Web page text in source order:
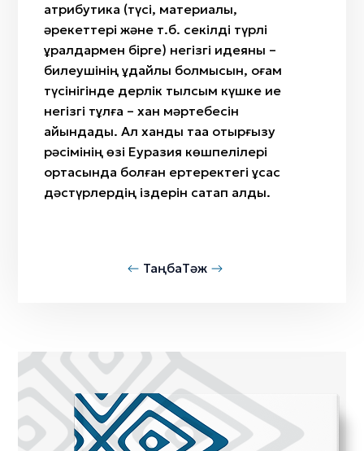
атрибутика (түсі, материалы,
әрекеттері және т.б. секілді түрлі
құралдармен бірге) негізгі идеяны –
билеушінің құдайлық болмысын, қоғам
түсінігінде дерлік тылсым күшке ие
негізгі тұлға – хан мәртебесін
айқындады. Ал ханды таққа отырғызу
рәсімінің өзі Еуразия көшпелілері
ортасында болған ертеректегі ұқсас
дәстүрлердің іздерін сақтап қалды.
ТаңбаТәж